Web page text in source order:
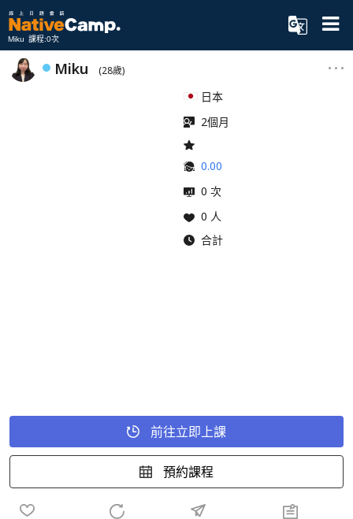
Miku 課程:0次
Miku (28歲)
日本
2個月
0.00
0 次
0 人
合計
前往立即上課
預約課程